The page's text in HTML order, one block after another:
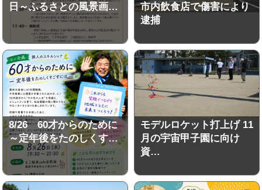
日～ふるさとの風景画…
市内飲食店で傷害により
逮捕
8/26 60才からのために
～定年後をたのしくす…
モデルロケット打上げ 11
月の宇宙甲子園に向け
資…